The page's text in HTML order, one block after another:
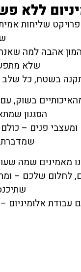
ללא
שליחות
אהבה למה
שלא
בשטח, כל
בשוק,
הסגנון
ומעצבי פנים –
מאמינים שמה
לחלום שלכם –
עבודת אלומיניום